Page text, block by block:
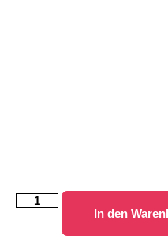
In den